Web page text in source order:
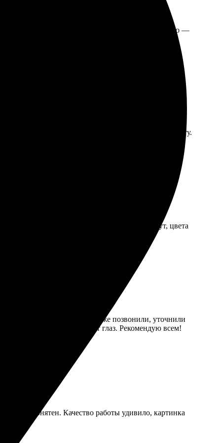
и понятный. Заполнил все поля, загрузил фото —
дефектов. Рекомендую тем, кто ценит
детали. Через несколько дней забрала свою работу.
на высоте. Холст плотно натянут, цвета
закажу ещё что-то!
заказ. Через пару дней мне уже позвонили, уточнили
висит на стене, радует глаз. Рекомендую всем!
понятен. Качество работы удивило, картинка